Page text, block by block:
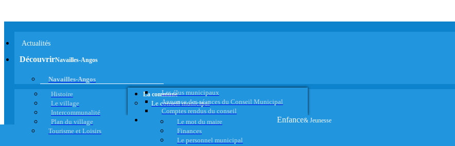
Actualités
DécouvrirNavailles-Angos
Navailles-Angos
Histoire
Le village
Intercommunalité
Plan du village
Tourisme et Loisirs
La commune
Le conseil municipal
Les élus municipaux
Annonce des séances du Conseil Municipal
Comptes rendus du conseil
Le mot du maire
Finances
Le personnel municipal
Enfance& Jeunesse